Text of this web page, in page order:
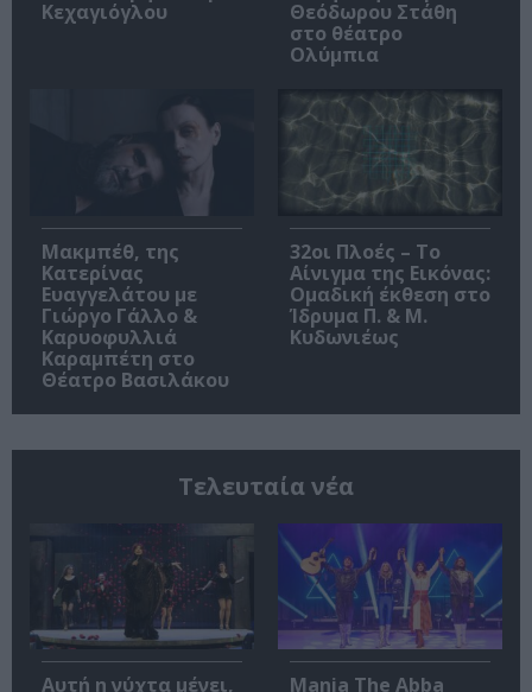
Κεχαγιόγλου
Θεόδωρου Στάθη
στο θέατρο
Ολύμπια
Μακμπέθ, της
Κατερίνας
Ευαγγελάτου με
Γιώργο Γάλλο &
Καρυοφυλλιά
Καραμπέτη στο
Θέατρο Βασιλάκου
32οι Πλοές – Το
Αίνιγμα της Εικόνας:
Ομαδική έκθεση στο
Ίδρυμα Π. & Μ.
Κυδωνιέως
Τελευταία νέα
Αυτή η νύχτα μένει,
Mania The Abba